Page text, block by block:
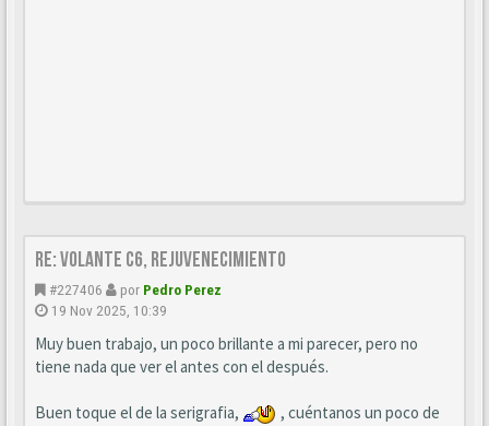
Re: Volante C6, Rejuvenecimiento
#227406 por Pedro Perez
19 Nov 2025, 10:39
Muy buen trabajo, un poco brillante a mi parecer, pero no
tiene nada que ver el antes con el después.
Buen toque el de la serigrafia, , cuéntanos un poco de